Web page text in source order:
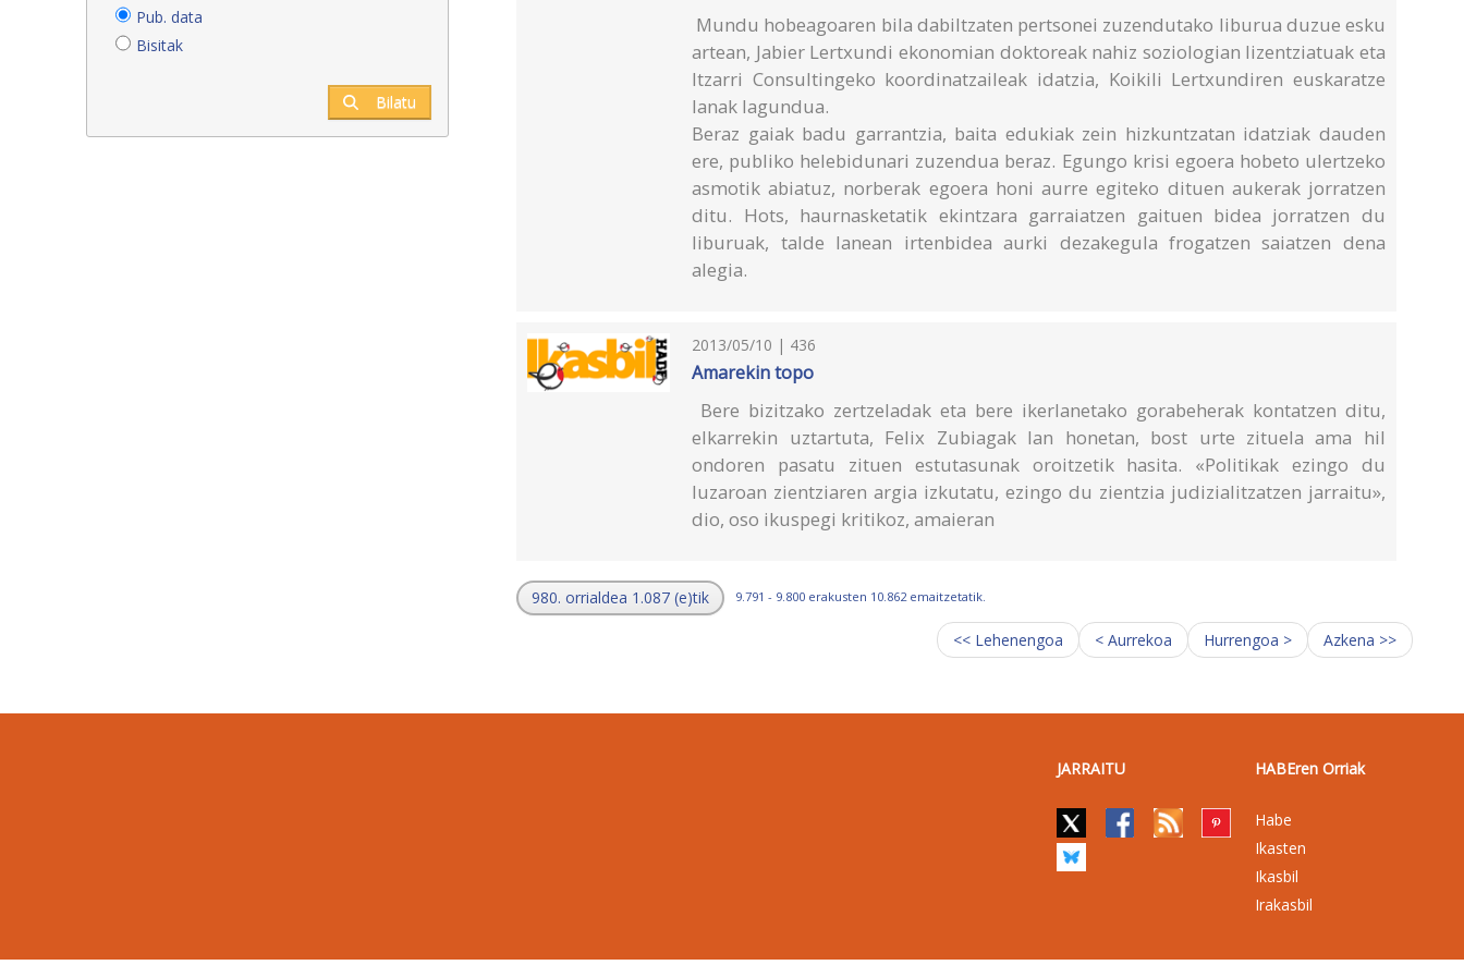
Pub. data
Bisitak
Bilatu
Mundu hobeagoaren bila dabiltzaten pertsonei zuzendutako liburua duzue esku
artean, Jabier Lertxundi ekonomian doktoreak nahiz soziologian lizentziatuak eta
Itzarri Consultingeko koordinatzaileak idatzia, Koikili Lertxundiren euskaratze
lanak lagundua.
Beraz gaiak badu garrantzia, baita edukiak zein hizkuntzatan idatziak dauden
ere, publiko helebidunari zuzendua beraz. Egungo krisi egoera hobeto ulertzeko
asmotik abiatuz, norberak egoera honi aurre egiteko dituen aukerak jorratzen
ditu. Hots, haurnasketatik ekintzara garraiatzen gaituen bidea jorratzen du
liburuak, talde lanean irtenbidea aurki dezakegula frogatzen saiatzen dena
alegia.
2013/05/10 | 436
Amarekin topo
Bere bizitzako zertzeladak eta bere ikerlanetako gorabeherak kontatzen ditu,
elkarrekin uztartuta, Felix Zubiagak lan honetan, bost urte zituela ama hil
ondoren pasatu zituen estutasunak oroitzetik hasita. «Politikak ezingo du
luzaroan zientziaren argia izkutatu, ezingo du zientzia judizialitzatzen jarraitu»,
dio, oso ikuspegi kritikoz, amaieran
980. orrialdea 1.087 (e)tik 9.791 - 9.800 erakusten 10.862 emaitzetatik.
<< Lehenengoa < Aurrekoa Hurrengoa > Azkena >>
JARRAITU HABEren Orriak
Habe
Ikasten
Ikasbil
Irakasbil